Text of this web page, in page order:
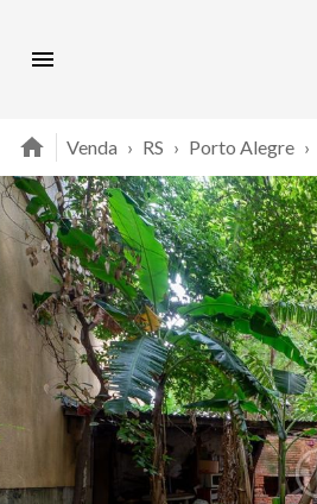
Venda › RS › Porto Alegre ›